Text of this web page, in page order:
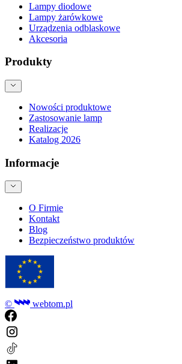
Lampy diodowe
Lampy żarówkowe
Urządzenia odblaskowe
Akcesoria
Produkty
Nowości produktowe
Zastosowanie lamp
Realizacje
Katalog 2026
Informacje
O Firmie
Kontakt
Blog
Bezpieczeństwo produktów
© webtom.pl